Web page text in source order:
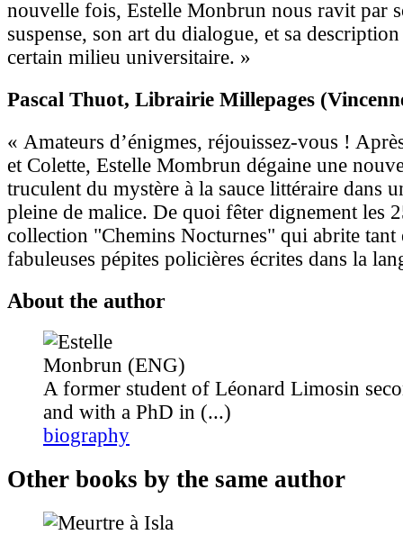
nouvelle fois, Estelle Monbrun nous ravit par
suspense, son art du dialogue, et sa
certain milieu universitaire. »
Pascal Thuot, Librairie Millepages
« Amateurs d’énigmes, réjouissez-vous !
et Colette, Estelle Mombrun dégaine une
truculent du mystère à la sauce littéraire dans
pleine de malice. De quoi fêter dignement les
collection "Chemins Nocturnes" qui abrite tant
fabuleuses pépites policières écrites dans la
About the author
A former student of Léonard Limosin
and with a PhD in (...)
biography
Other books by the same author